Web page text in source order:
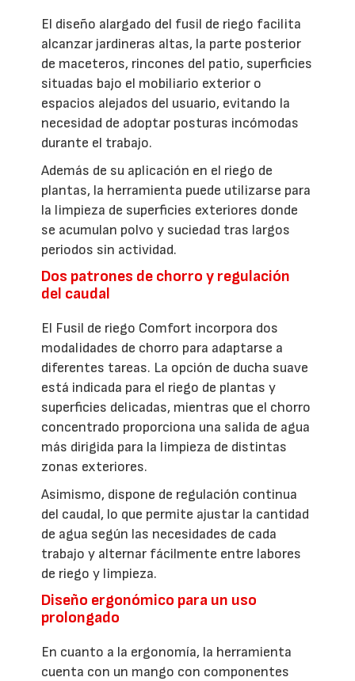
El diseño alargado del fusil de riego facilita
alcanzar jardineras altas, la parte posterior
de maceteros, rincones del patio, superficies
situadas bajo el mobiliario exterior o
espacios alejados del usuario, evitando la
necesidad de adoptar posturas incómodas
durante el trabajo.
Además de su aplicación en el riego de
plantas, la herramienta puede utilizarse para
la limpieza de superficies exteriores donde
se acumulan polvo y suciedad tras largos
periodos sin actividad.
Dos patrones de chorro y regulación
del caudal
El Fusil de riego Comfort incorpora dos
modalidades de chorro para adaptarse a
diferentes tareas. La opción de ducha suave
está indicada para el riego de plantas y
superficies delicadas, mientras que el chorro
concentrado proporciona una salida de agua
más dirigida para la limpieza de distintas
zonas exteriores.
Asimismo, dispone de regulación continua
del caudal, lo que permite ajustar la cantidad
de agua según las necesidades de cada
trabajo y alternar fácilmente entre labores
de riego y limpieza.
Diseño ergonómico para un uso
prolongado
En cuanto a la ergonomía, la herramienta
cuenta con un mango con componentes